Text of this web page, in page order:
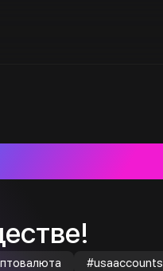
#usaaccounts